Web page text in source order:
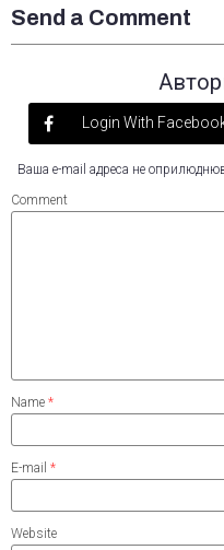
Send a Comment
Login With
Ваша e-mail адреса не
Comment
Name *
E-mail *
Website